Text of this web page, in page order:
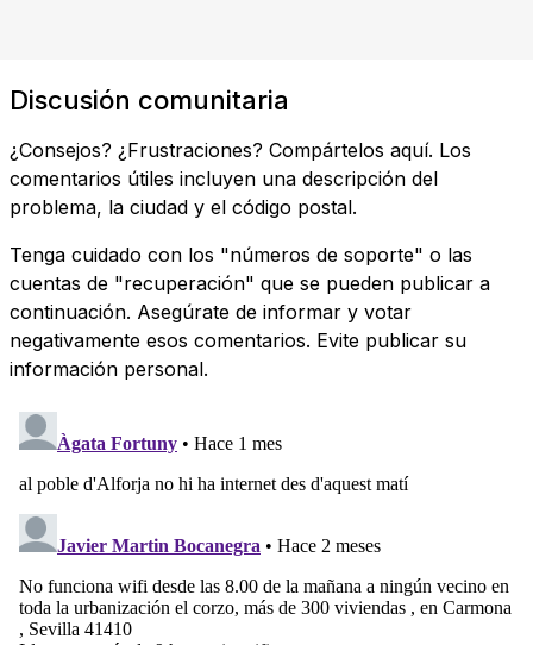
Discusión comunitaria
¿Consejos? ¿Frustraciones? Compártelos aquí. Los
comentarios útiles incluyen una descripción del
problema, la ciudad y el código postal.
Tenga cuidado con los "números de soporte" o las
cuentas de "recuperación" que se pueden publicar a
continuación. Asegúrate de informar y votar
negativamente esos comentarios. Evite publicar su
información personal.